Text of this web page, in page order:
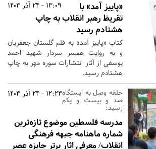
13:09 - 24 آذر 1403
«پاییز آمد» با
تقریظ رهبر انقلاب به چاپ
هشتادم رسید
کتاب «پاییز آمد» به قلم گلستان جعفریان
و به روایت همسر سردار شهید احمد
یوسفی از آثار انتشارات سوره مهر به چاپ
هشتادم رسید.
12:23 - 24 آذر 1403حلقه وصل به ایستگاه
صد و بیست و یکم
رسید:
مدرسه فلسطین موضوع تازه‌ترین
شماره ماهنامه جبهه فرهنگی
انقلاب/ معرفی اثار برتر جایزه عصر